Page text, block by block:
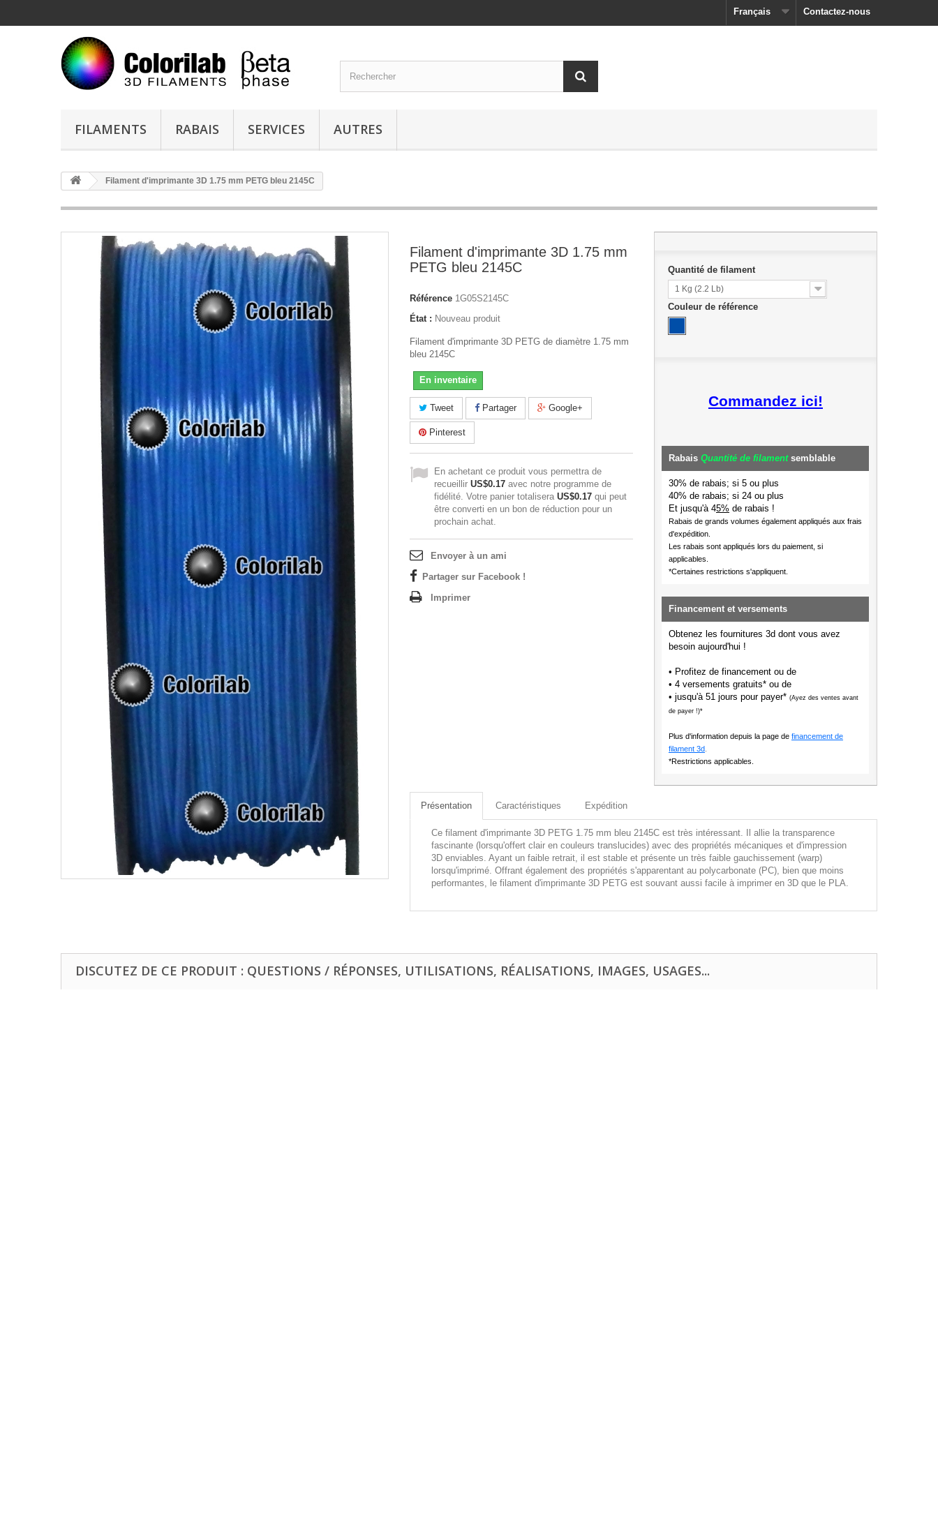
Contactez-nous
Français
FILAMENTS RABAIS SERVICES AUTRES
Filament d'imprimante 3D 1.75 mm PETG bleu 2145C
Filament d'imprimante 3D 1.75 mm
PETG bleu 2145C
Référence 1G05S2145C
État : Nouveau produit
Filament d'imprimante 3D PETG de diamètre 1.75 mm
bleu 2145C
En inventaire
Tweet Partager Google+
Pinterest
En achetant ce produit vous permettra de
recueillir US$0.17 avec notre programme de
fidélité. Votre panier totalisera US$0.17 qui peut
être converti en un bon de réduction pour un
prochain achat.
Envoyer à un ami
Partager sur Facebook !
Imprimer
Quantité de filament
1 Kg (2.2 Lb)
Couleur de référence
Commandez ici!
Rabais Quantité de filamentsemblable
30% de rabais; si 5 ou plus
40% de rabais; si 24 ou plus
Et jusqu'à 45% de rabais !
Rabais de grands volumes également appliqués aux frais
d'expédition.
Les rabais sont appliqués lors du paiement, si
applicables.
*Certaines restrictions s'appliquent.
Financement et versements
Obtenez les fournitures 3d dont vous avez
besoin aujourd'hui !
• Profitez de financement ou de
• 4 versements gratuits* ou de
• jusqu'à 51 jours pour payer* (Ayez des ventes avant
de payer !)*
Plus d'information depuis la page de financement de
filament 3d.
*Restrictions applicables.
Présentation Caractéristiques Expédition
Ce filament d'imprimante 3D PETG 1.75 mm bleu 2145C est très intéressant. Il allie la transparence
fascinante (lorsqu'offert clair en couleurs translucides) avec des propriétés mécaniques et d'impression
3D enviables. Ayant un faible retrait, il est stable et présente un très faible gauchissement (warp)
lorsqu'imprimé. Offrant également des propriétés s'apparentant au polycarbonate (PC), bien que moins
performantes, le filament d'imprimante 3D PETG est souvant aussi facile à imprimer en 3D que le PLA.
DISCUTEZ DE CE PRODUIT : QUESTIONS / RÉPONSES, UTILISATIONS, RÉALISATIONS, IMAGES, USAGES...